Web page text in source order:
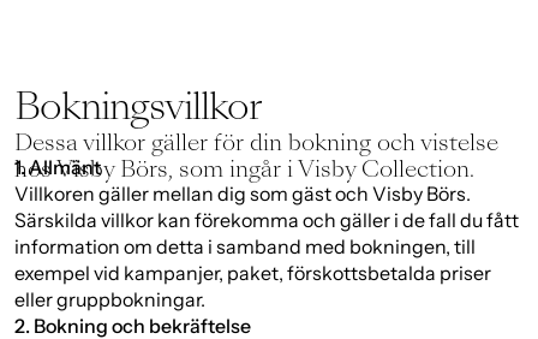
Bokningsvillkor
Dessa villkor gäller för din bokning och vistelse
hos Visby Börs, som ingår i Visby Collection.
1. Allmänt
Villkoren gäller mellan dig som gäst och Visby Börs.
Särskilda villkor kan förekomma och gäller i de fall du fått
information om detta i samband med bokningen, till
exempel vid kampanjer, paket, förskottsbetalda priser
eller gruppbokningar.
2. Bokning och bekräftelse